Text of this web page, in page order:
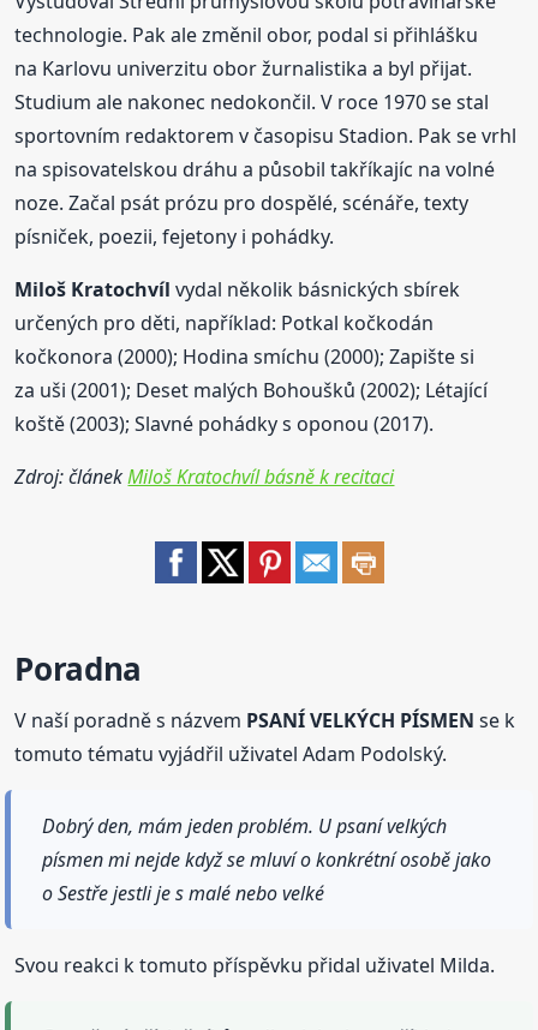
technologie. Pak ale změnil obor, podal si přihlášku
na Karlovu univerzitu obor žurnalistika a byl přijat.
Studium ale nakonec nedokončil. V roce 1970 se stal
sportovním redaktorem v časopisu Stadion. Pak se vrhl
na spisovatelskou dráhu a působil takříkajíc na volné
noze. Začal psát prózu pro dospělé, scénáře, texty
písniček, poezii, fejetony i pohádky.
Miloš Kratochvíl vydal několik básnických sbírek
určených pro děti, například: Potkal kočkodán
kočkonora (2000); Hodina smíchu (2000); Zapište si
za uši (2001); Deset malých Bohoušků (2002); Létající
koště (2003); Slavné pohádky s oponou (2017).
Zdroj: článekMiloš Kratochvíl básně k recitaci
Poradna
V naší poradně s názvem PSANÍ VELKÝCH PÍSMEN se k
tomuto tématu vyjádřil uživatel Adam Podolský.
Dobrý den, mám jeden problém. U psaní velkých
písmen mi nejde když se mluví o konkrétní osobě jako
o Sestře jestli je s malé nebo velké
Svou reakci k tomuto příspěvku přidal uživatel Milda.